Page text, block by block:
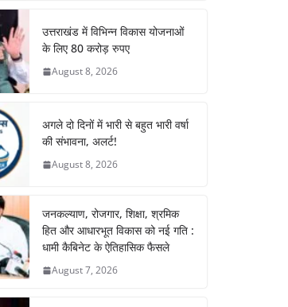
उत्तराखंड में विभिन्न विकास योजनाओं
के लिए 80 करोड़ रुपए
August 8, 2026
अगले दो दिनों में भारी से बहुत भारी वर्षा
की संभावना, अलर्ट!
August 8, 2026
जनकल्याण, रोजगार, शिक्षा, श्रमिक
हित और आधारभूत विकास को नई गति :
धामी कैबिनेट के ऐतिहासिक फैसले
August 7, 2026